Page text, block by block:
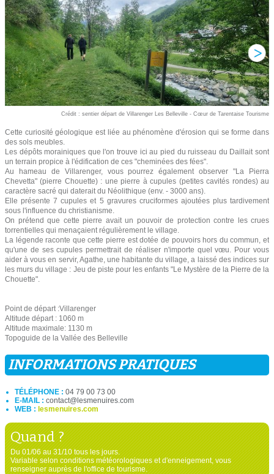
Crédit : sentier départ de Villarenger Les Belleville - Cœur de Tarentaise Tourisme
Cette curiosité géologique est liée au phénomène d'érosion qui se forme dans
des sols meubles.
Les dépôts morainiques que l'on trouve ici au pied du ruisseau du Daillait sont
un terrain propice à l'édification de ces "cheminées des fées".
Au hameau de Villarenger, vous pourrez également observer "La Pierra
Chevetta" (pierre Chouette) : une pierre à cupules (petites cavités rondes) au
caractère sacré qui daterait du Néolithique (env. - 3000 ans).
Elle présente 7 cupules et 5 gravures cruciformes ajoutées plus tardivement
sous l'influence du christianisme.
On prétend que cette pierre avait un pouvoir de protection contre les crues
torrentielles qui menaçaient régulièrement le village.
La légende raconte que cette pierre est dotée de pouvoirs hors du commun, et
qu'une de ses cupules permettrait de réaliser n'importe quel vœu. Pour vous
aider à vous en servir, Agathe, une habitante du village, a laissé des indices sur
les murs du village : Jeu de piste pour les enfants "Le Mystère de la Pierre de la
Chouette".
Point de départ :Villarenger
Altitude départ : 1060 m
Altitude maximale: 1130 m
Topoguide de la Vallée des Belleville
INFORMATIONS PRATIQUES
TÉLÉPHONE : 04 79 00 73 00
E-MAIL : contact@lesmenuires.com
WEB : lesmenuires.com
Quand ?
Du 01/06 au 31/10 tous les jours.
Variable selon conditions météorologiques et d'enneigement, vous
renseigner auprès de l'office de tourisme.